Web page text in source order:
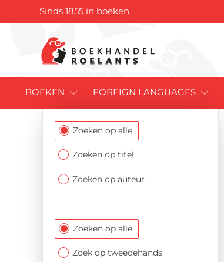
Sinds 1855 in boeken
BOEKEN FOREIGN LANGUAGES
Filtersectie
Zoeken op alle
Zoeken op titel
Zoeken op auteur
Zoeken op alle
Zoek op tweedehands